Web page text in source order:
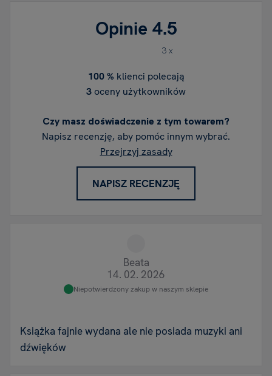
Opinie 4.5
3 x
100 % klienci polecają
3 oceny użytkowników
Czy masz doświadczenie z tym towarem?
Napisz recenzję, aby pomóc innym wybrać.
Przejrzyj zasady
NAPISZ RECENZJĘ
Beata
14. 02. 2026
Niepotwierdzony zakup w naszym sklepie
Książka fajnie wydana ale nie posiada muzyki ani
dźwięków